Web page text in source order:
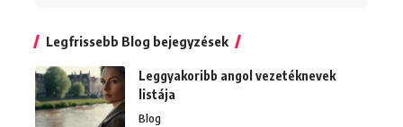
Legfrissebb Blog bejegyzések
Leggyakoribb angol vezetéknevek
listája
Blog